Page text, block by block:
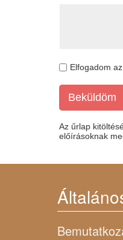
Elfogadom
Beküldöm
Az űrlap
előírásoknak